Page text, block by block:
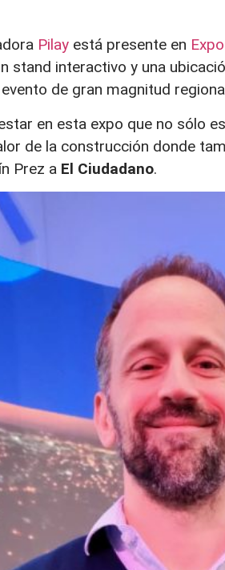
Pilay está presente en
stand interactivo y una
de gran magnitud
en esta expo que no sólo
de la construcción donde
Prez a El Ciudadano.